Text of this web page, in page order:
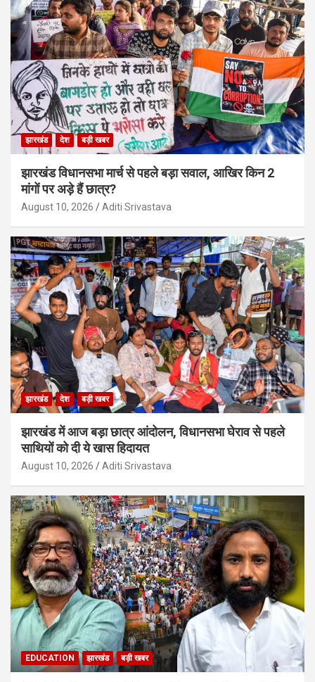
झारखंड देश बड़ी खबर
झारखंड विधानसभा मार्च से पहले बड़ा सवाल, आखिर किन 2
मांगों पर अड़े हैं छात्र?
August 10, 2026 Aditi Srivastava
झारखंड देश बड़ी खबर
झारखंड में आज बड़ा छात्र आंदोलन, विधानसभा घेराव से पहले
साथियों को दी ये खास हिदायत
August 10, 2026 Aditi Srivastava
EDUCATION झारखंड बड़ी खबर